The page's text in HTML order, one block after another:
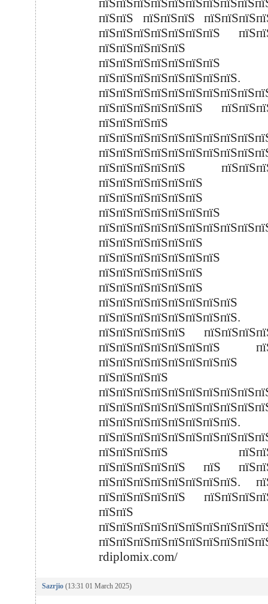
пїЅпїЅ пїЅпїЅпїЅ
пїЅпїЅпїЅпїЅпїЅпїЅпїЅ
пїЅпїЅпїЅпїЅпїЅ
пїЅпїЅпїЅпїЅпїЅпїЅпїЅ
пїЅпїЅпїЅпїЅпїЅпїЅпїЅпїЅ.
пїЅпїЅпїЅпїЅпїЅпїЅ
пїЅпїЅпїЅпїЅ
пїЅпїЅпїЅпїЅпїЅ
пїЅпїЅпїЅпїЅпїЅпїЅ
пїЅпїЅпїЅпїЅпїЅпїЅ
пїЅпїЅпїЅпїЅпїЅпїЅпїЅ
пїЅпїЅпїЅпїЅпїЅпїЅпїЅ
пїЅпїЅпїЅпїЅпїЅпїЅ
пїЅпїЅпїЅпїЅпїЅпїЅ
пїЅпїЅпїЅпїЅпїЅпїЅпїЅпїЅ
пїЅпїЅпїЅпїЅпїЅпїЅпїЅпїЅ.
пїЅпїЅпїЅпїЅпїЅ
пїЅпїЅпїЅпїЅпїЅпїЅпїЅ
пїЅпїЅпїЅпїЅпїЅпїЅпїЅпїЅ
пїЅпїЅпїЅпїЅ
пїЅпїЅпїЅпїЅпїЅпїЅпїЅпїЅ.
пїЅпїЅпїЅпїЅ
пїЅпїЅпїЅпїЅпїЅ пїЅ
пїЅпїЅпїЅпїЅпїЅпїЅпїЅпїЅ.
пїЅпїЅпїЅпїЅпїЅ
пїЅпїЅ
rdiplomix.com/
Sazrjio (13:31 01 March 2025)